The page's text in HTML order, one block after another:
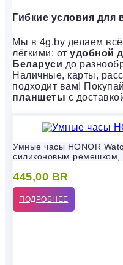
Гибкие условия для
Мы в 4g.by делаем
лёгкими: от удобной
Беларуси до
Наличные, карты,
подходит вам!
планшеты с
Умные часы HONOR
силиконовым ремешком,
445,00 BR
ПОДРОБНЕЕ